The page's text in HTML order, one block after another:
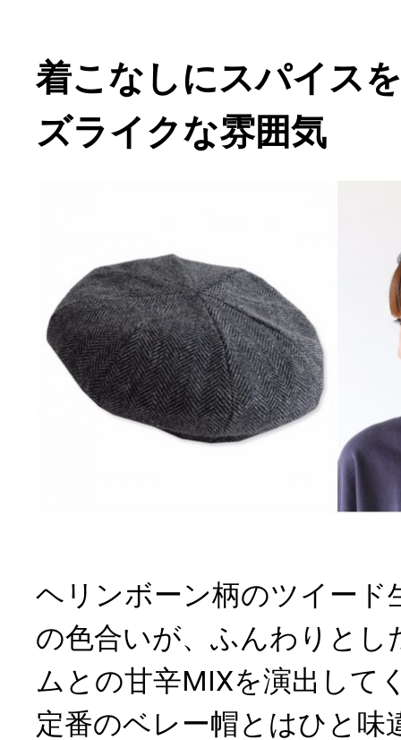
着こなしにスパイス
ズライクな雰囲気
ヘリンボーン柄のツイード
の色合いが、ふんわりとし
ムとの甘辛MIXを演出して
定番のベレー帽とはひと味